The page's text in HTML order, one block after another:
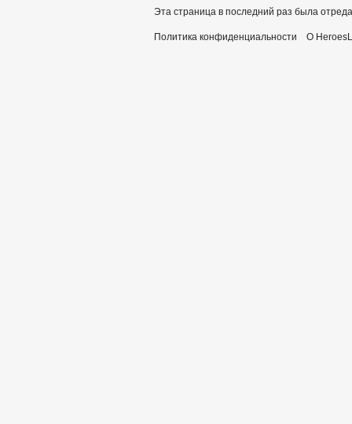
Эта страница в последний раз была
Политика конфиденциальности О